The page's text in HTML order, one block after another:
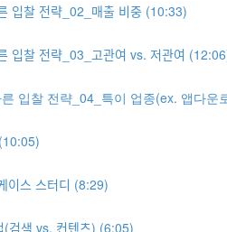
입찰 전략_02_매출 비중 (10:33)
입찰 전략_03_고관여 vs. 저관여
입찰 전략_04_특이 업종(ex. 앱다운
케이스 스터디 (8:29)
vs. 컨텐츠) (6:05)